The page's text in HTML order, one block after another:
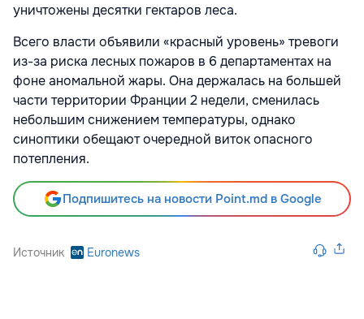
уничтожены десятки гектаров леса.
Всего власти объявили «красный уровень» тревоги
из-за риска лесных пожаров в 6 департаментах на
фоне аномальной жары. Она держалась на большей
части территории Франции 2 недели, сменилась
небольшим снижением температуры, однако
синоптики обещают очередной виток опасного
потепления.
Подпишитесь на новости Point.md в Google
Источник Euronews